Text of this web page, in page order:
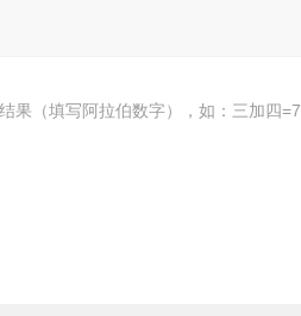
果（填写阿拉伯数字），如：三加四=7